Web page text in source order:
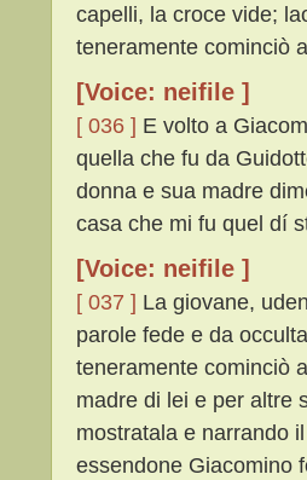
capelli, la croce vide;
teneramente cominciò
[Voice: neifile ]
[ 036 ] E volto a
quella che fu da
donna e sua madre
casa che mi fu quel dí
[Voice: neifile ]
[ 037 ] La giovane,
parole fede e da
teneramente cominciò
madre di lei e per altre
mostratala e narrando
essendone Giacomino